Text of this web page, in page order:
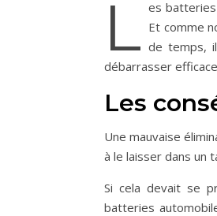
L es
Et comme
de temps,
débarrasser
Les
Une mauvaise
à le laisser dans un
Si cela devait se
batteries